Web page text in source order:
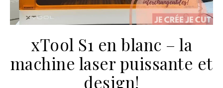
xTool S1 en blanc – la
machine laser puissante et
design!